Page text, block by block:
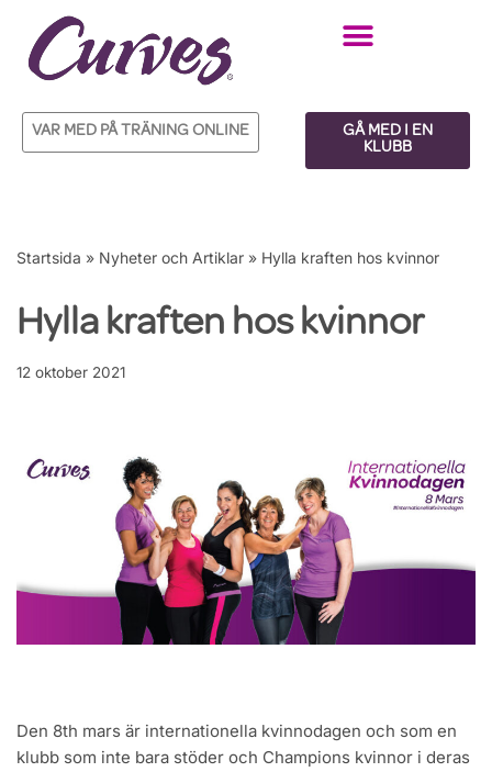
Hoppa
innehåll
VAR MED PÅ TRÄNING ONLINE
GÅ MED I EN
KLUBB
Startsida » Nyheter och Artiklar » Hylla kraften hos kvinnor
Hylla kraften hos kvinnor
12 oktober 2021
Den 8th mars är internationella kvinnodagen och som en
klubb som inte bara stöder och Champions kvinnor i deras